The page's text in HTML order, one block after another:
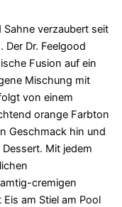
Sahne verzaubert seit
Dr. Feelgood
Fusion auf ein
Mischung mit
von einem
orange Farbton
Geschmack hin und
Mit jedem
cremigen
am Stiel am Pool